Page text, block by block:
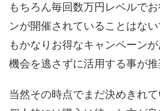
もちろん毎回数万円レベルで
ンが開催されていることはな
もかなりお得なキャンペーン
機会を逃さずに活用する事が推
当然その時点でまだ決めきれて